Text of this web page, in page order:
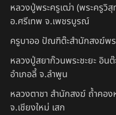
หลวงปู่พระครูเฒ่า (พระครูวิ
อ.ศรีเทพ จ.เพชรบูรณ์
ครูบาออ ปัณฑิต๊ะสำนักสงฆ์พร
หลวงปู่สยาก๊วนพระชะยะ อิน
อำเภอลี้ จ.ลำพูน
หลวงตาชา สำนักสงฆ์ ถ้ำคอง
จ.เชียงใหม่ เสก